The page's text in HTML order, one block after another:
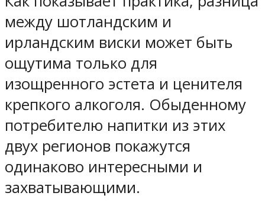
между шотландским и
ирландским виски может быть
ощутима только для
изощренного эстета и ценителя
крепкого алкоголя. Обыденному
потребителю напитки из этих
двух регионов покажутся
одинаково интересными и
захватывающими.